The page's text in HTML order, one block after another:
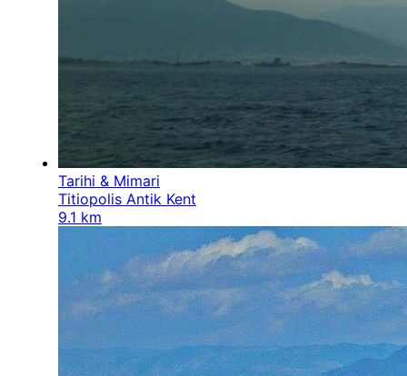
kapsamına ve konaklama tipine göre değişiklik
göstermektedir. Güncel fiyatlar, dönemsel
kampanyalar ve müsaitlik durumu için sayfamızın
hemen altında bulunan rezervasyon alanını ve
takvimi kullanabilirsiniz. Mersinailece kampyapmak
isteyenler için bütçe dostu ve güvenli bir alternatif
sunan tesisimizde, sizleri Akdeniz’in huzurlu
atmosferinde ağırlamaktan mutluluk duyacağız.
Hemen alt kısımdaki "Müsaitlik & Fiyat Takvimi"
butonuna tıklayarak yerinizi ayırtabilir ve unutulmaz
bir Anamur tatiline ilk adımınızı atabilirsiniz.
Tarihi & Mimari
Titiopolis Antik Kent
9.1 km